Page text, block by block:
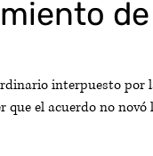
interpuesto por
el acuerdo no